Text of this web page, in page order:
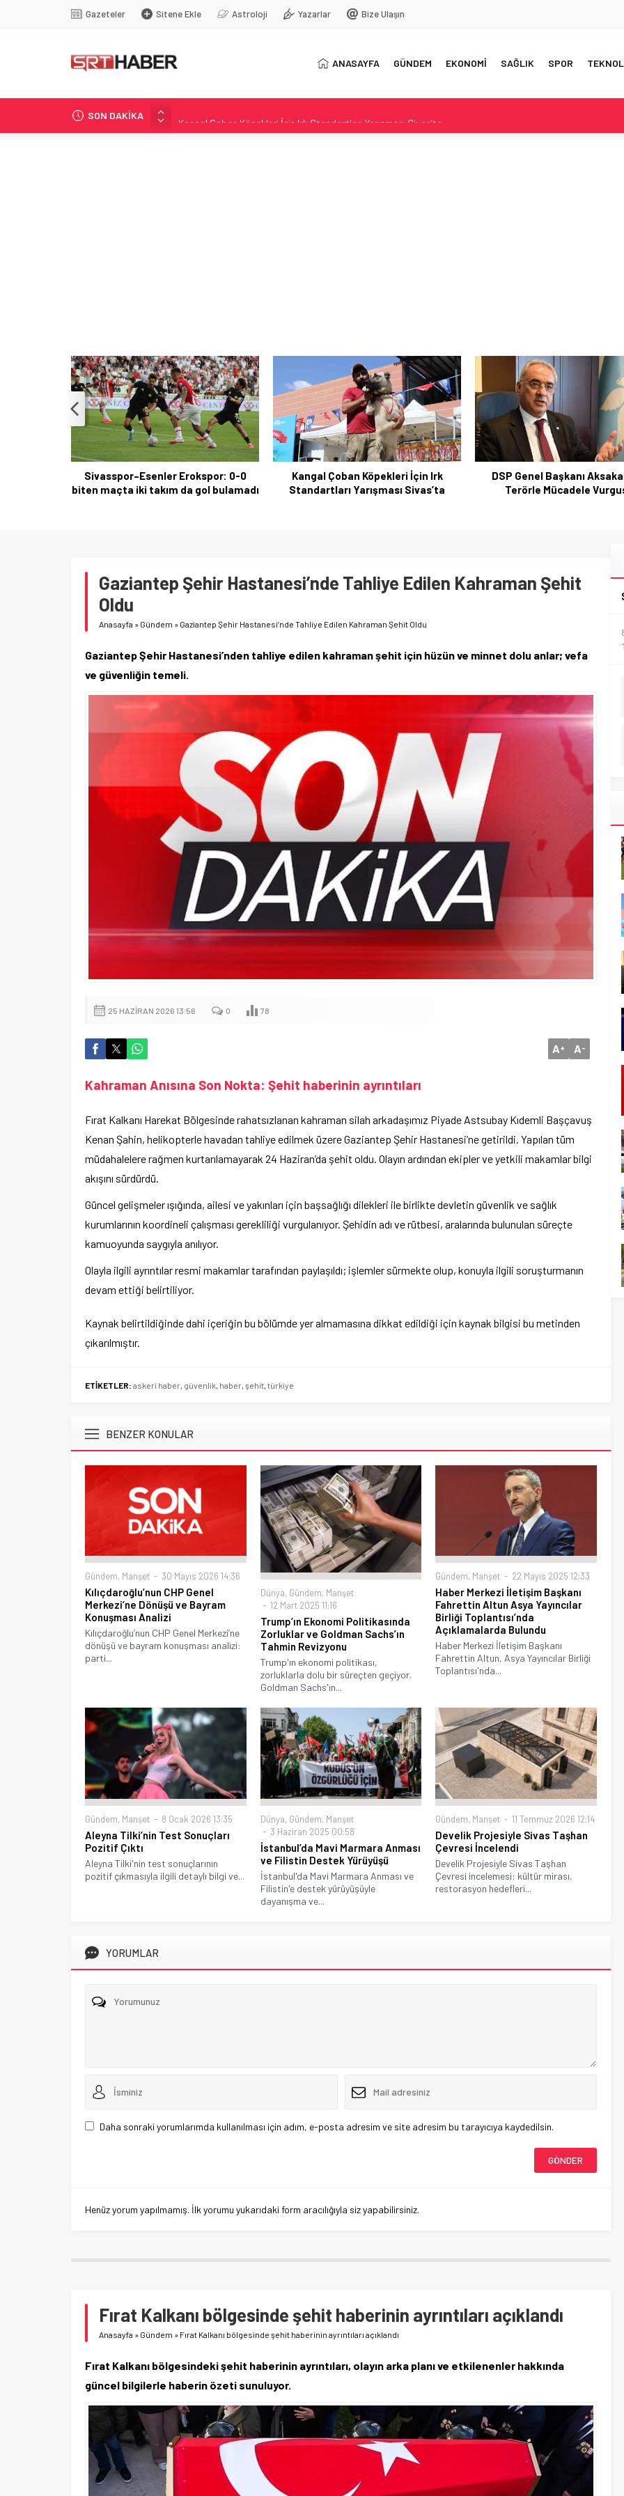
Gazeteler Sitene Ekle Astroloji Yazarlar Bize Ulaşın
ANASAYFA GÜNDEM EKONOMİ SAĞLIK SPOR
SON DAKİKA
Kangal Çoban Köpekleri İçin Irk Standartları Yarışması Sivas’ta
DSP Genel Başkanı Aksakal’dan Terörle Mücadele Vurgusu
Kangal Çoban Köpekleri İçin Irk
Standartları Yarışması Sivas’ta
DSP Genel Başkanı Aksakal’dan
Terörle Mücadele Vurgusu
Adalet Bakanı Gürlek:
Türkiye’de Adalet ve
Gaziantep Şehir Hastanesi’nde Tahliye Edilen Kahraman Şehit
Oldu
Anasayfa » Gündem » Gaziantep Şehir Hastanesi’nde Tahliye Edilen Kahraman Şehit Oldu
Gaziantep Şehir Hastanesi’nden tahliye edilen kahraman şehit için hüzün ve minnet dolu anlar; vefa
ve güvenliğin temeli.
25 HAZIRAN 2026 13:56 0 78
A+ A-
Kahraman Anısına Son Nokta: Şehit haberinin ayrıntıları
Fırat Kalkanı Harekat Bölgesinde rahatsızlanan kahraman silah arkadaşımız Piyade Astsubay Kıdemli Başçavuş
Kenan Şahin, helikopterle havadan tahliye edilmek üzere Gaziantep Şehir Hastanesi’ne getirildi. Yapılan tüm
müdahalelere rağmen kurtarılamayarak 24 Haziran’da şehit oldu. Olayın ardından ekipler ve yetkili makamlar bilgi
akışını sürdürdü.
Güncel gelişmeler ışığında, ailesi ve yakınları için başsağlığı dilekleri ile birlikte devletin güvenlik ve sağlık
kurumlarının koordineli çalışması gerekliliği vurgulanıyor. Şehidin adı ve rütbesi, aralarında bulunulan süreçte
kamuoyunda saygıyla anılıyor.
Olayla ilgili ayrıntılar resmi makamlar tarafından paylaşıldı; işlemler sürmekte olup, konuyla ilgili soruşturmanın
devam ettiği belirtiliyor.
Kaynak belirtildiğinde dahi içeriğin bu bölümde yer almamasına dikkat edildiği için kaynak bilgisi bu metinden
çıkarılmıştır.
ETİKETLER: askeri haber, güvenlik, haber, şehit, türkiye
BENZER KONULAR
Gündem, Manşet 30 Mayıs 2026 14:36
Kılıçdaroğlu’nun CHP Genel
Merkezi’ne Dönüşü ve Bayram
Konuşması Analizi
Kılıçdaroğlu’nun CHP Genel Merkezi’ne
dönüşü ve bayram konuşması analizi:
parti...
Dünya, Gündem, Manşet
12 Mart 2025 11:16
Trump’ın Ekonomi Politikasında
Zorluklar ve Goldman Sachs’ın
Tahmin Revizyonu
Trump'ın ekonomi politikası,
zorluklarla dolu bir süreçten geçiyor.
Goldman Sachs'ın...
Gündem, Manşet 22 Mayıs 2025 12:33
Haber Merkezi İletişim Başkanı
Fahrettin Altun Asya Yayıncılar
Birliği Toplantısı’nda
Açıklamalarda Bulundu
Haber Merkezi İletişim Başkanı
Fahrettin Altun, Asya Yayıncılar Birliği
Toplantısı'nda...
Gündem, Manşet 8 Ocak 2026 13:35
Aleyna Tilki’nin Test Sonuçları
Pozitif Çıktı
Aleyna Tilki'nin test sonuçlarının
pozitif çıkmasıyla ilgili detaylı bilgi ve...
Dünya, Gündem, Manşet
3 Haziran 2025 00:58
İstanbul’da Mavi Marmara Anması
ve Filistin Destek Yürüyüşü
İstanbul'da Mavi Marmara Anması ve
Filistin'e destek yürüyüşüyle
dayanışma ve...
Gündem, Manşet 11 Temmuz 2026 12:14
Develik Projesiyle Sivas Taşhan
Çevresi İncelendi
Develik Projesiyle Sivas Taşhan
Çevresi incelemesi: kültür mirası,
restorasyon hedefleri...
YORUMLAR
Daha sonraki yorumlarımda kullanılması için adım, e-posta adresim ve site adresim bu tarayıcıya kaydedilsin.
Henüz yorum yapılmamış. İlk yorumu yukarıdaki form aracılığıyla siz yapabilirsiniz.
Fırat Kalkanı bölgesinde şehit haberinin ayrıntıları açıklandı
Anasayfa » Gündem » Fırat Kalkanı bölgesinde şehit haberinin ayrıntıları açıklandı
Fırat Kalkanı bölgesindeki şehit haberinin ayrıntıları, olayın arka planı ve etkilenenler hakkında
güncel bilgilerle haberin özeti sunuluyor.